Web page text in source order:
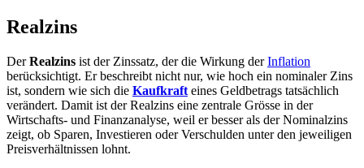
Realzins
DerRealzins ist der Zinssatz, der die Wirkung derInflation
berücksichtigt. Er beschreibt nicht nur, wie hoch ein nominaler Zins
ist, sondern wie sich die Kaufkraft eines Geldbetrags tatsächlich
verändert. Damit ist der Realzins eine zentrale Grösse in der
Wirtschafts- und Finanzanalyse, weil er besser als der Nominalzins
zeigt, ob Sparen, Investieren oder Verschulden unter den jeweiligen
Preisverhältnissen lohnt.